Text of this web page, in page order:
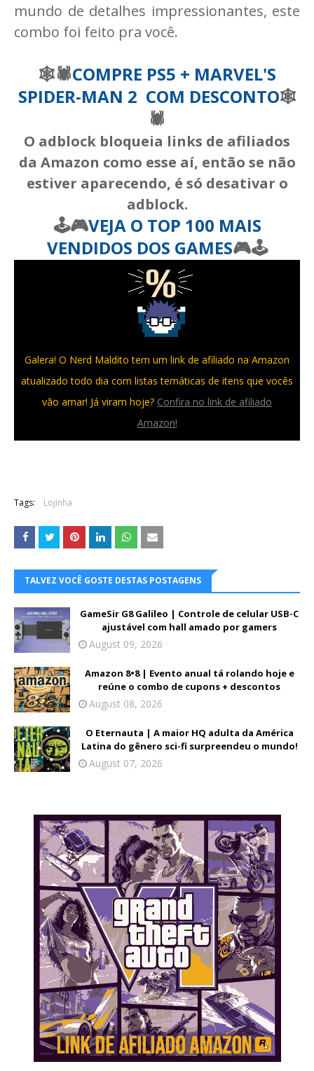
mundo de detalhes impressionantes, este
combo foi feito pra você.
🕸🕷COMPRE PS5 + MARVEL'S
SPIDER-MAN 2 COM DESCONTO🕸
🕷
O adblock bloqueia links de afiliados
da Amazon como esse aí, então se não
estiver aparecendo, é só desativar o
adblock.
🕹️🎮VEJA O TOP 100 MAIS
VENDIDOS DOS GAMES🎮🕹️
Galera! O Nerd Maldito tem um link de afiliado na Amazon
atualizado todo dia com listas temáticas de itens que vocês
vão amar! Já viram hoje? Confira no link de afiliado
Amazon!
Tags: Lojinha
TALVEZ VOCÊ GOSTE DESTAS POSTAGENS
GameSir G8 Galileo | Controle de celular USB-C
ajustável com hall amado por gamers
August 09, 2026
Amazon 8•8 | Evento anual tá rolando hoje e
reúne o combo de cupons + descontos
August 08, 2026
O Eternauta | A maior HQ adulta da América
Latina do gênero sci-fi surpreendeu o mundo!
August 07, 2026